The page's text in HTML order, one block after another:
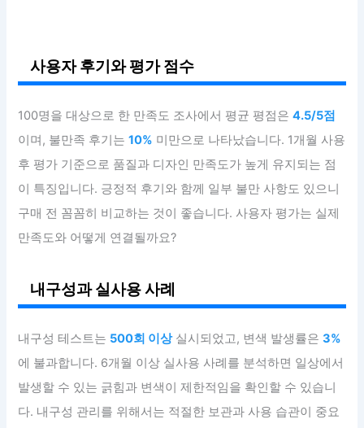
사용자 후기와 평가 점수
100명을 대상으로 한 만족도 조사에서 평균 평점은4.5/5점
이며, 불만족 후기는10% 미만으로 나타났습니다. 1개월 사용
후 평가 기준으로 품질과 디자인 만족도가 높게 유지되는 점
이 특징입니다. 긍정적 후기와 함께 일부 불만 사항도 있으니
구매 전 꼼꼼히 비교하는 것이 좋습니다. 사용자 평가는 실제
만족도와 어떻게 연결될까요?
내구성과 실사용 사례
내구성 테스트는 500회 이상실시되었고, 변색 발생률은3%
에 불과합니다. 6개월 이상 실사용 사례를 분석하면 일상에서
발생할 수 있는 긁힘과 변색이 제한적임을 확인할 수 있습니
다. 내구성 관리를 위해서는 적절한 보관과 사용 습관이 중요